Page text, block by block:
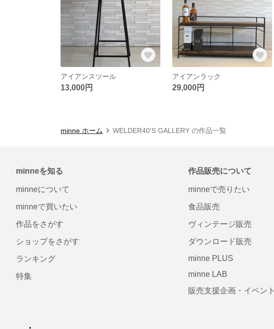
アイアンスツール
13,000円
アイアンラック
29,000円
minne ホーム WELDER40'S GALLERY の作品一覧
minneを知る
minneについて
minneで買いたい
作品をさがす
ショップをさがす
ランキング
特集
作品販売について
minneで売りたい
食品販売
ヴィンテージ販売
ダウンロード販売
minne PLUS
minne LAB
販売支援企画・イベント